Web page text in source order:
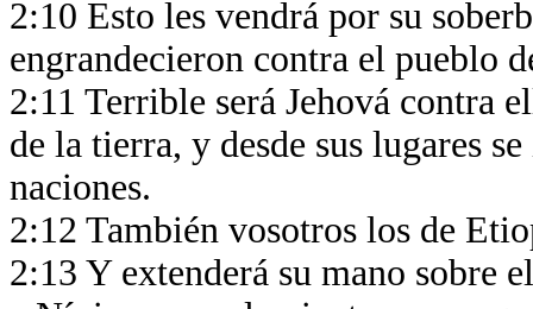
2:10 Esto les vendrá por su
engrandecieron contra el pueblo
2:11 Terrible será Jehová contra
de la tierra, y desde sus lugares
naciones.
2:12 También vosotros los de
2:13 Y extenderá su mano sobre